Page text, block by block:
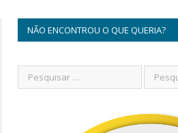
NÃO ENCONTROU O QUE QUERIA?